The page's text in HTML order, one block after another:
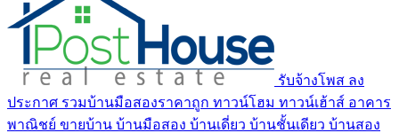
รับจ้างโพส ลง
ประกาศ รวมบ้านมือสองราคาถูก ทาวน์โฮม ทาวน์เฮ้าส์ อาคาร
พาณิชย์ ขายบ้าน บ้านมือสอง บ้านเดี่ยว บ้านชั้นเดียว บ้านสอง